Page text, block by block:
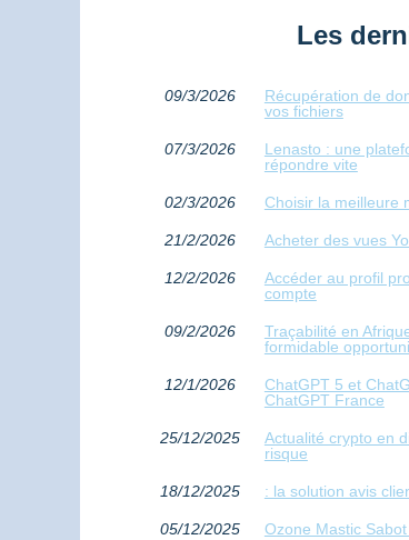
Les
09/3/2026
Récupération de
vos fichiers
07/3/2026
Lenasto : une
répondre vite
02/3/2026 Choisir la meilleure
21/2/2026 Acheter des vues
12/2/2026
Accéder au profil
compte
09/2/2026
Traçabilité en
formidable
12/1/2026
ChatGPT 5 et
ChatGPT France
25/12/2025
Actualité crypto en
risque
18/12/2025 : la solution avis
05/12/2025 Ozone Mastic